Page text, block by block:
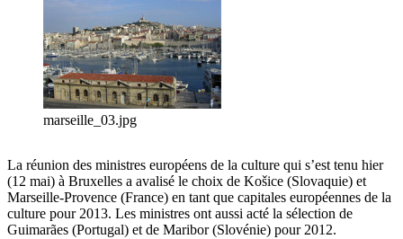
marseille_03.jpg
La réunion des ministres européens de la culture qui s’est tenu hier
(12 mai) à Bruxelles a avalisé le choix de Košice (Slovaquie) et
Marseille-Provence (France) en tant que capitales européennes de la
culture pour 2013. Les ministres ont aussi acté la sélection de
Guimarães (Portugal) et de Maribor (Slovénie) pour 2012.